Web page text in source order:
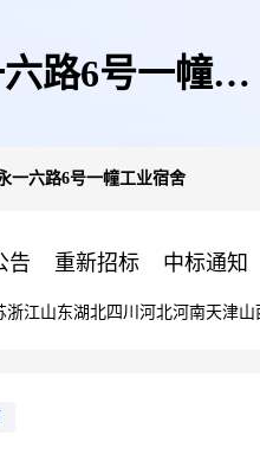
路6号一幢工
一六路6号一幢工业宿舍
告 重新招标 中标通知
浙江山东湖北四川 河北河南天津山